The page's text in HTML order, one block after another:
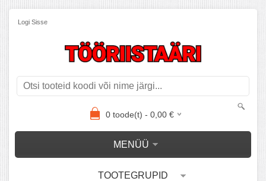
Logi Sisse
0toode(t) - 0,00€
MENÜÜ
TOOTEGRUPID